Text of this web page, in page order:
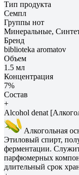
Тип продукта
Семпл
Группы нот
Минеральные,
Бренд
biblioteka aromatov
Объем
1.5 мл
Концентрация
7%
Состав
+
Alcohol denat
Алкогольная
Этиловый спирт,
ферментации.
парфюмерных
длительный срок